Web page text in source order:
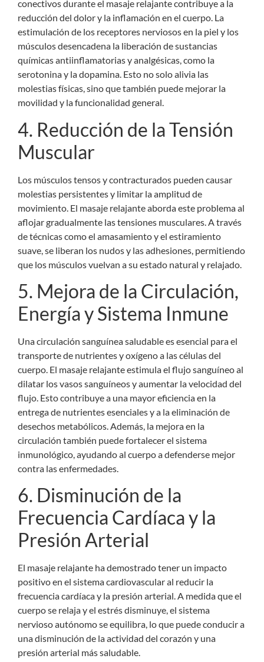
conectivos durante el masaje relajante contribuye a la
reducción del dolor y la inflamación en el cuerpo. La
estimulación de los receptores nerviosos en la piel y los
músculos desencadena la liberación de sustancias
químicas antiinflamatorias y analgésicas, como la
serotonina y la dopamina. Esto no solo alivia las
molestias físicas, sino que también puede mejorar la
movilidad y la funcionalidad general.
4. Reducción de la Tensión
Muscular
Los músculos tensos y contracturados pueden causar
molestias persistentes y limitar la amplitud de
movimiento. El masaje relajante aborda este problema al
aflojar gradualmente las tensiones musculares. A través
de técnicas como el amasamiento y el estiramiento
suave, se liberan los nudos y las adhesiones, permitiendo
que los músculos vuelvan a su estado natural y relajado.
5. Mejora de la Circulación,
Energía y Sistema Inmune
Una circulación sanguínea saludable es esencial para el
transporte de nutrientes y oxígeno a las células del
cuerpo. El masaje relajante estimula el flujo sanguíneo al
dilatar los vasos sanguíneos y aumentar la velocidad del
flujo. Esto contribuye a una mayor eficiencia en la
entrega de nutrientes esenciales y a la eliminación de
desechos metabólicos. Además, la mejora en la
circulación también puede fortalecer el sistema
inmunológico, ayudando al cuerpo a defenderse mejor
contra las enfermedades.
6. Disminución de la
Frecuencia Cardíaca y la
Presión Arterial
El masaje relajante ha demostrado tener un impacto
positivo en el sistema cardiovascular al reducir la
frecuencia cardíaca y la presión arterial. A medida que el
cuerpo se relaja y el estrés disminuye, el sistema
nervioso autónomo se equilibra, lo que puede conducir a
una disminución de la actividad del corazón y una
presión arterial más saludable.